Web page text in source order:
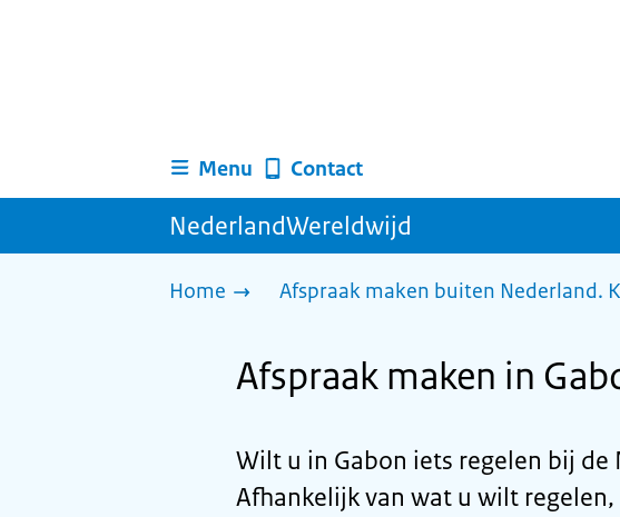
Menu Contact
NederlandWereldwijd
Home Afspraak maken buiten Nederland.
Afspraak maken in
Wilt u in Gabon iets regelen bij de
Afhankelijk van wat u wilt